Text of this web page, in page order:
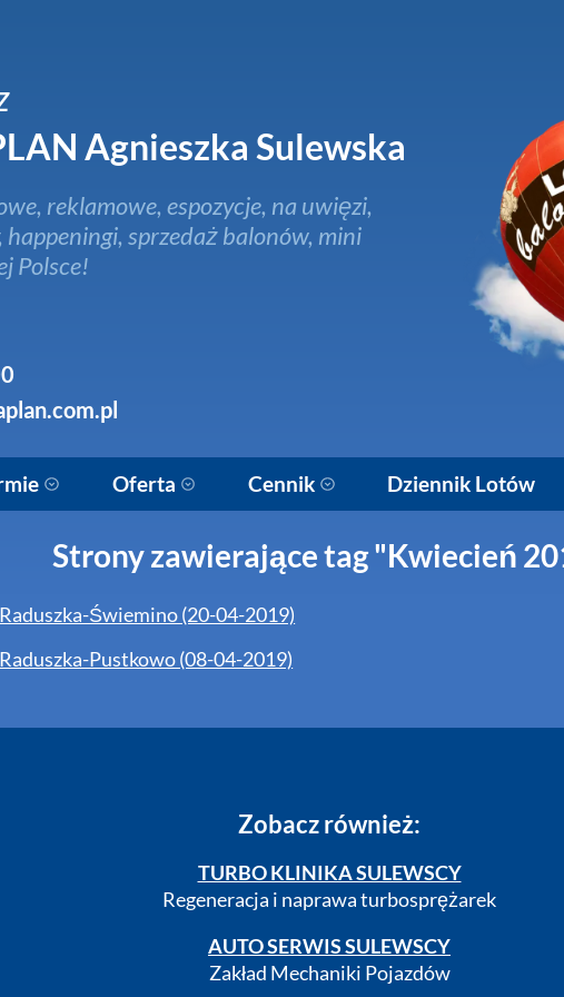
Agnieszka Sulewska
reklamowe, espozycje, na uwięzi,
happeningi, sprzedaż balonów, mini
Polsce!
Oferta Cennik Dziennik Lotów
Strony zawierające tag "Kwiecień
Świemino (20-04-2019)
Pustkowo (08-04-2019)
Zobacz również:
TURBO KLINIKA SULEWSCY
Regeneracja i naprawa turbosprężarek
AUTO SERWIS SULEWSCY
Zakład Mechaniki Pojazdów